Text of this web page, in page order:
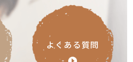
よくある質問